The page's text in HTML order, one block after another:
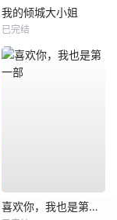
我的倾城大小姐
已完结
喜欢你，我也是第一部